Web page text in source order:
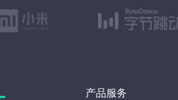
产品服务